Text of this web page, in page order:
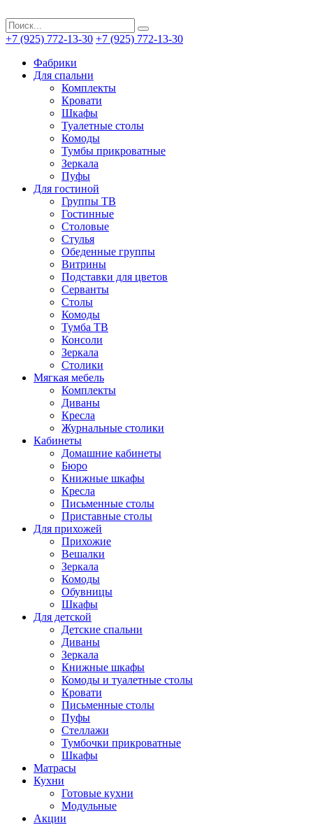
+7 (925) 772-13-30 +7 (925) 772-13-30
Фабрики
Для спальни
Комплекты
Кровати
Шкафы
Туалетные столы
Комоды
Тумбы прикроватные
Зеркала
Пуфы
Для гостиной
Группы ТВ
Гостинные
Столовые
Стулья
Обеденные группы
Витрины
Подставки для цветов
Серванты
Столы
Комоды
Тумба ТВ
Консоли
Зеркала
Столики
Мягкая мебель
Комплекты
Диваны
Кресла
Журнальные столики
Кабинеты
Домашние кабинеты
Бюро
Книжные шкафы
Кресла
Письменные столы
Приставные столы
Для прихожей
Прихожие
Вешалки
Зеркала
Комоды
Обувницы
Шкафы
Для детской
Детские спальни
Диваны
Зеркала
Книжные шкафы
Комоды и туалетные столы
Кровати
Письменные столы
Пуфы
Стеллажи
Тумбочки прикроватные
Шкафы
Матрасы
Кухни
Готовые кухни
Модульные
Акции